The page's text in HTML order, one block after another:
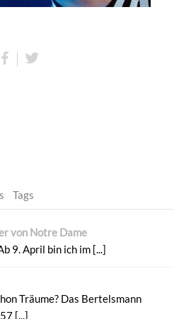
Tags
von Notre Dame
9. April bin ich im [...]
Träume? Das Bertelsmann
[...]